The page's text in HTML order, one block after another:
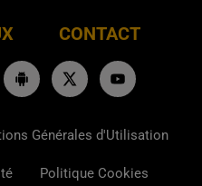
CONTACT
Générales d'Utilisation
Politique Cookies